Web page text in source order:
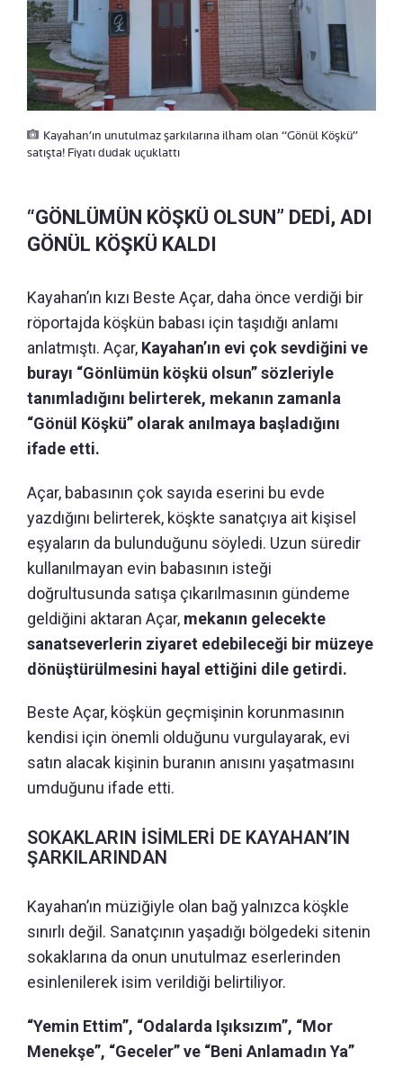
Kayahan’ın unutulmaz şarkılarına ilham olan “Gönül Köşkü”
satışta! Fiyatı dudak uçuklattı
“GÖNLÜMÜN KÖŞKÜ OLSUN” DEDİ, ADI
GÖNÜL KÖŞKÜ KALDI
Kayahan’ın kızı Beste Açar, daha önce verdiği bir
röportajda köşkün babası için taşıdığı anlamı
anlatmıştı. Açar, Kayahan’ın evi çok sevdiğini ve
burayı “Gönlümün köşkü olsun” sözleriyle
tanımladığını belirterek, mekanın zamanla
“Gönül Köşkü” olarak anılmaya başladığını
ifade etti.
Açar, babasının çok sayıda eserini bu evde
yazdığını belirterek, köşkte sanatçıya ait kişisel
eşyaların da bulunduğunu söyledi. Uzun süredir
kullanılmayan evin babasının isteği
doğrultusunda satışa çıkarılmasının gündeme
geldiğini aktaran Açar, mekanın gelecekte
sanatseverlerin ziyaret edebileceği bir müzeye
dönüştürülmesini hayal ettiğini dile getirdi.
Beste Açar, köşkün geçmişinin korunmasının
kendisi için önemli olduğunu vurgulayarak, evi
satın alacak kişinin buranın anısını yaşatmasını
umduğunu ifade etti.
SOKAKLARIN İSİMLERİ DE KAYAHAN’IN
ŞARKILARINDAN
Kayahan’ın müziğiyle olan bağ yalnızca köşkle
sınırlı değil. Sanatçının yaşadığı bölgedeki sitenin
sokaklarına da onun unutulmaz eserlerinden
esinlenilerek isim verildiği belirtiliyor.
“Yemin Ettim”, “Odalarda Işıksızım”, “Mor
Menekşe”, “Geceler” ve “Beni Anlamadın Ya”